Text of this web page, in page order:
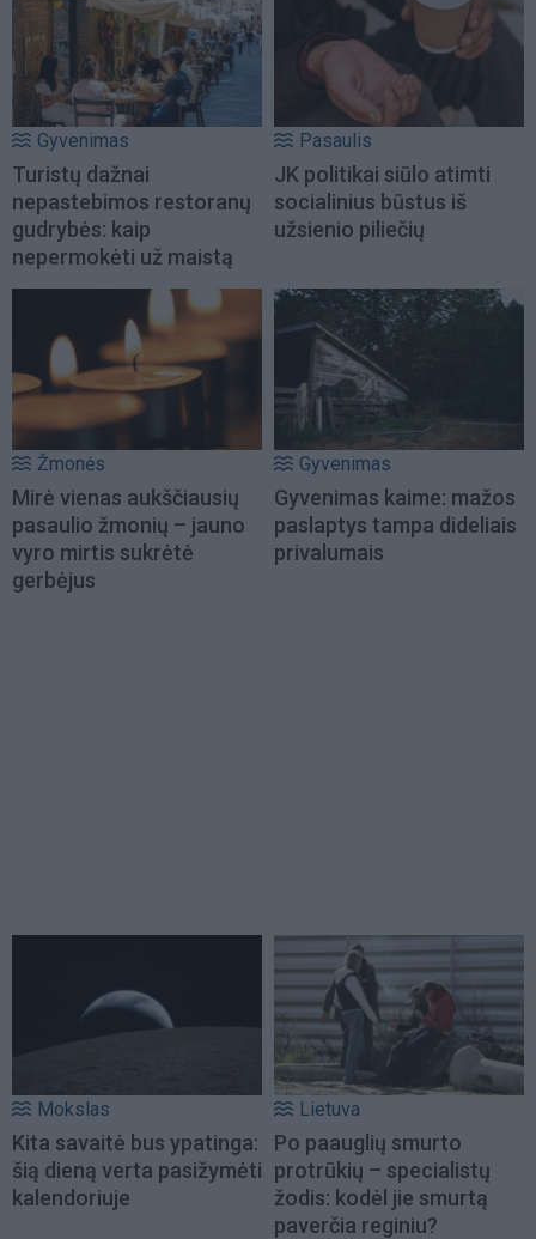
Gyvenimas
Turistų dažnai
nepastebimos restoranų
gudrybės: kaip
nepermokėti už maistą
Pasaulis
JK politikai siūlo atimti
socialinius būstus iš
užsienio piliečių
Žmonės
Mirė vienas aukščiausių
pasaulio žmonių – jauno
vyro mirtis sukrėtė
gerbėjus
Gyvenimas
Gyvenimas kaime: mažos
paslaptys tampa dideliais
privalumais
Mokslas
Kita savaitė bus ypatinga:
šią dieną verta pasižymėti
kalendoriuje
Lietuva
Po paauglių smurto
protrūkių – specialistų
žodis: kodėl jie smurtą
paverčia reginiu?